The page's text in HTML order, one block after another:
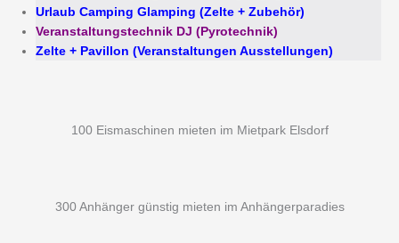
Urlaub Camping Glamping (Zelte + Zubehör)
Veranstaltungstechnik DJ (Pyrotechnik)
Zelte + Pavillon (Veranstaltungen Ausstellungen)
100 Eismaschinen mieten im Mietpark Elsdorf
300 Anhänger günstig mieten im Anhängerparadies